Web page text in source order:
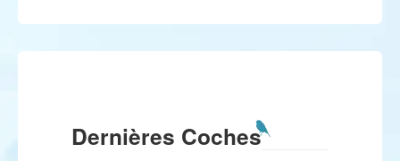
Dernières Coches